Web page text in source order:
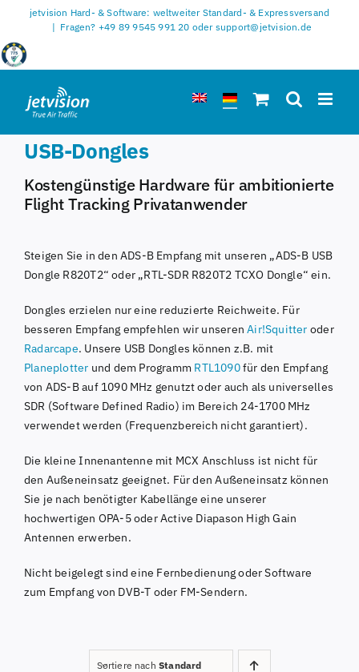
springen
jetvision Hard- & Software: weltweiter Standard- & Expressversand
| Fragen? +49 89 9545 991 20 oder support@jetvision.de
USB-Dongles
Kostengünstige Hardware für ambitionierte
Flight Tracking Privatanwender
Steigen Sie in den ADS-B Empfang mit unseren „ADS-B USB
Dongle R820T2“ oder „RTL-SDR R820T2 TCXO Dongle“ ein.
Dongles erzielen nur eine reduzierte Reichweite. Für
besseren Empfang empfehlen wir unserenAir!Squitter oder
Radarcape. Unsere USB Dongles können z.B. mit
Planeplotter und dem Programm RTL1090für den Empfang
von ADS-B auf 1090 MHz genutzt oder auch als universelles
SDR (Software Defined Radio) im Bereich 24-1700 MHz
verwendet werden (Frequenzbereich nicht garantiert).
Die kleine Innenantenne mit MCX Anschluss ist nicht für
den Außeneinsatz geeignet. Für den Außeneinsatz können
Sie je nach benötigter Kabellänge eine unserer
hochwertigen OPA-5 oder Active Diapason High Gain
Antennen erwerben.
Nicht beigelegt sind eine Fernbedienung oder Software
zum Empfang von DVB-T oder FM-Sendern.
Sortiere nachStandard